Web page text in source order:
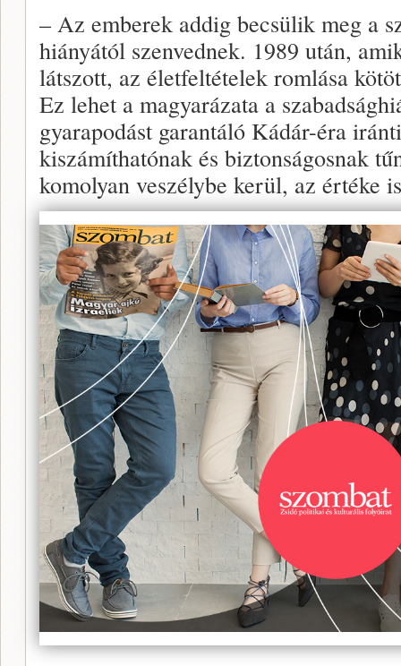
– Az emberek addig becsülik meg a
hiányától szenvednek. 1989 után,
látszott, az életfeltételek romlása
Ez lehet a magyarázata a
gyarapodást garantáló Kádár-éra
kiszámíthatónak és biztonságosnak
komolyan veszélybe kerül, az értéke